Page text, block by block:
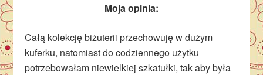
Moja opinia:
Całą kolekcję biżuterii przechowuję w dużym
kuferku, natomiast do codziennego użytku
potrzebowałam niewielkiej szkatułki, tak aby była